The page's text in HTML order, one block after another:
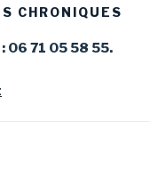
CHRONIQUES
06 71 05 58 55.